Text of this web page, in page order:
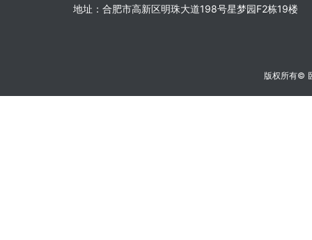
地址：合肥市高新区明珠大道198号星梦园F2栋19楼
版权所有©